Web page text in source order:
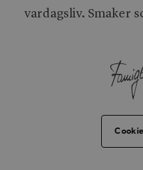
vardagsliv. Smaker